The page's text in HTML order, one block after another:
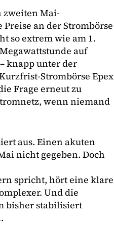
zweiten Mai-
an der Strombörse
so extrem wie am 1.
auf
knapp unter der
Strombörse Epex
Frage erneut zu
wenn niemand
aus. Einen akuten
nicht gegeben. Doch
spricht, hört eine klare
Und die
bisher stabilisiert